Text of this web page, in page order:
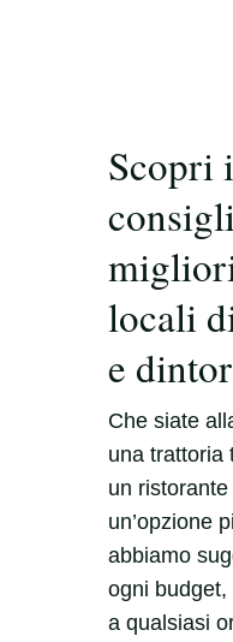
Scopri
locali
e
Che siate
una trattoria
un
un’opzione
abbiamo
ogni
a qualsiasi